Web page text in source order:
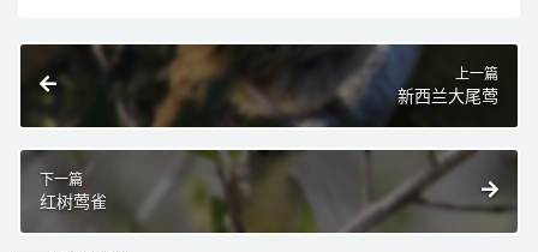
上一篇
新西兰大尾莺
下一篇
红树莺雀